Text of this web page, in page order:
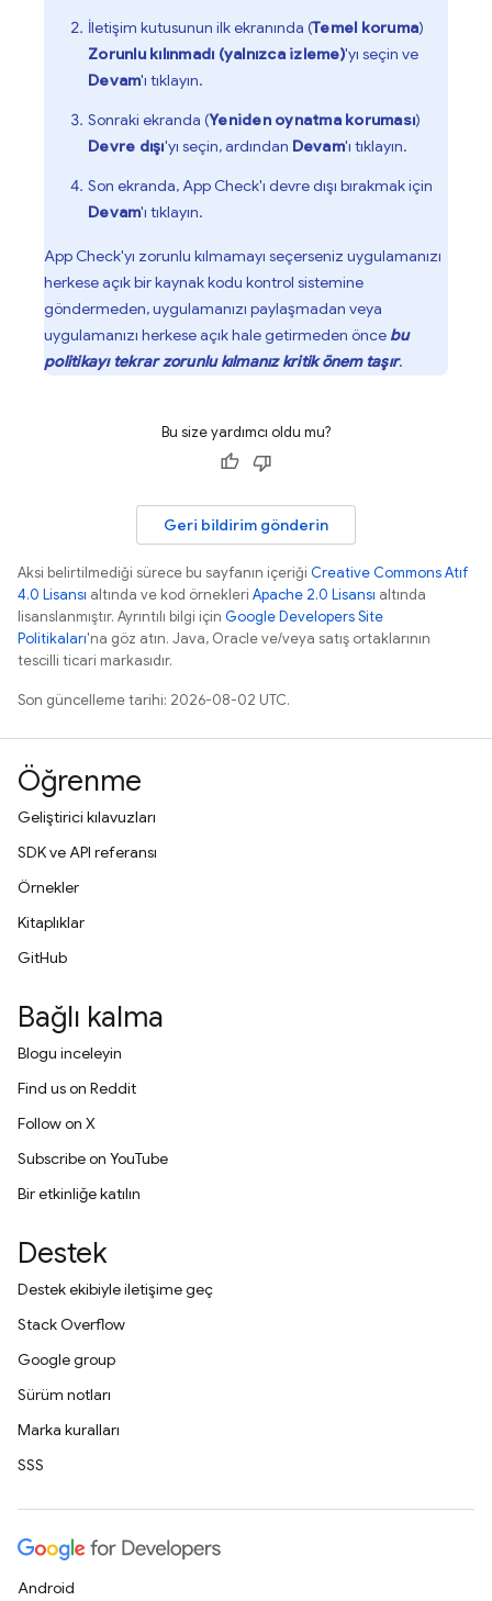
İletişim kutusunun ilk ekranında (Temel koruma)
Zorunlu kılınmadı (yalnızca izleme)'yı seçin ve
Devam'ı tıklayın.
Sonraki ekranda (Yeniden oynatma koruması)
Devre dışı'yı seçin, ardından Devam'ı tıklayın.
Son ekranda,App Check'ı devre dışı bırakmak için
Devam'ı tıklayın.
App Check'yı zorunlu kılmamayı seçerseniz uygulamanızı
herkese açık bir kaynak kodu kontrol sistemine
göndermeden, uygulamanızı paylaşmadan veya
uygulamanızı herkese açık hale getirmeden önce bu
politikayı tekrar zorunlu kılmanız kritik önem taşır.
Bu size yardımcı oldu mu?
Geri bildirim gönderin
Aksi belirtilmediği sürece bu sayfanın içeriği Creative Commons Atıf
4.0 Lisansı altında ve kod örnekleri Apache 2.0 Lisansı altında
lisanslanmıştır. Ayrıntılı bilgi için Google Developers Site
Politikaları'na göz atın. Java, Oracle ve/veya satış ortaklarının
tescilli ticari markasıdır.
Son güncelleme tarihi: 2026-08-02 UTC.
Öğrenme
Geliştirici kılavuzları
SDK ve API referansı
Örnekler
Kitaplıklar
GitHub
Bağlı kalma
Blogu inceleyin
Find us on Reddit
Follow on X
Subscribe on YouTube
Bir etkinliğe katılın
Destek
Destek ekibiyle iletişime geç
Stack Overflow
Google group
Sürüm notları
Marka kuralları
SSS
Android